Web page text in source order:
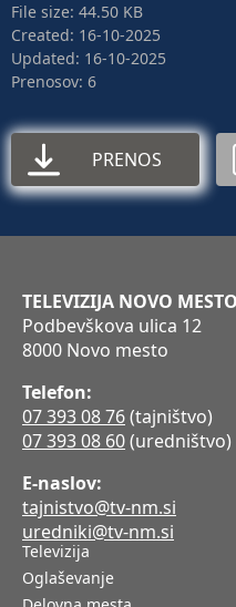
File size: 44.50 KB
Created: 16-10-2025
Updated: 16-10-2025
Prenosov: 6
PRENOS
TELEVIZIJA NOVO
Podbevškova ulica 12
8000 Novo mesto
Telefon:
07 393 08 76(tajništvo)
07 393 08 60(uredništvo)
E-naslov:
tajnistvo@tv-nm.si
uredniki@tv-nm.si
Televizija
Oglaševanje